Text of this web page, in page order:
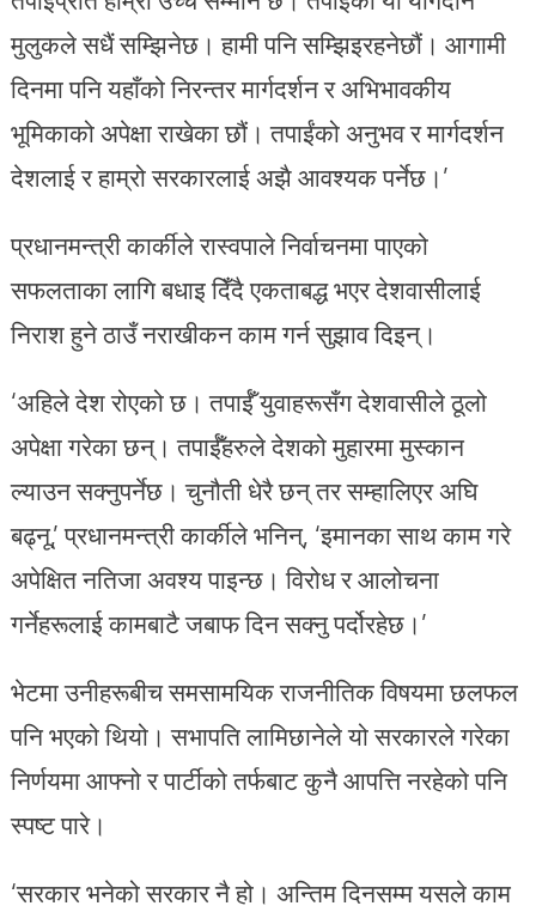
मुलुकले सधैं सम्झिनेछ। हामी पनि सम्झिइरहनेछौं। आगामी
दिनमा पनि यहाँको निरन्तर मार्गदर्शन र अभिभावकीय
भूमिकाको अपेक्षा राखेका छौं। तपाईंको अनुभव र मार्गदर्शन
देशलाई र हाम्रो सरकारलाई अझै आवश्यक पर्नेछ।’
प्रधानमन्त्री कार्कीले रास्वपाले निर्वाचनमा पाएको
सफलताका लागि बधाइ दिँदै एकताबद्ध भएर देशवासीलाई
निराश हुने ठाउँ नराखीकन काम गर्न सुझाव दिइन्।
‘अहिले देश रोएको छ। तपाईँ युवाहरूसँग देशवासीले ठूलो
अपेक्षा गरेका छन्। तपाईँहरुले देशको मुहारमा मुस्कान
ल्याउन सक्नुपर्नेछ। चुनौती धेरै छन् तर सम्हालिएर अघि
बढ्नू,’ प्रधानमन्त्री कार्कीले भनिन्, ‘इमानका साथ काम गरे
अपेक्षित नतिजा अवश्य पाइन्छ। विरोध र आलोचना
गर्नेहरूलाई कामबाटै जबाफ दिन सक्नु पर्दोरहेछ।’
भेटमा उनीहरूबीच समसामयिक राजनीतिक विषयमा छलफल
पनि भएको थियो। सभापति लामिछानेले यो सरकारले गरेका
निर्णयमा आफ्नो र पार्टीको तर्फबाट कुनै आपत्ति नरहेको पनि
स्पष्ट पारे।
‘सरकार भनेको सरकार नै हो। अन्तिम दिनसम्म यसले काम